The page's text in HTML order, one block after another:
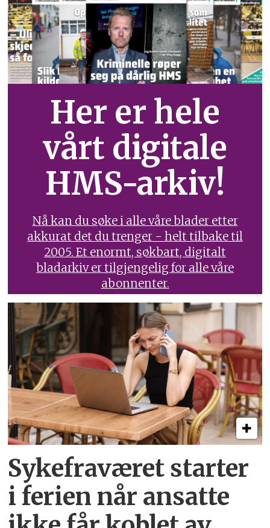
Her er hele
vårt digitale
HMS-arkiv!
Nå kan du søke i alle våre blader etter
akkurat det du trenger - helt tilbake til
2005. Et enormt, søkbart, digitalt
bladarkiv er tilgjengelig for alle våre
abonnenter.
Sykefraværet starter
i ferien når ansatte